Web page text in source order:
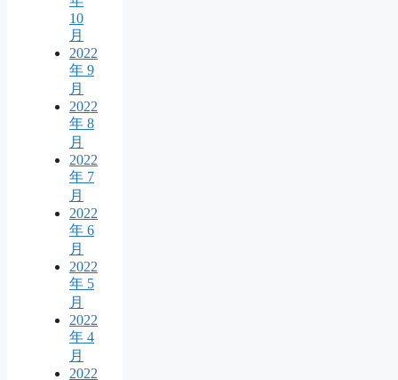
10
月
2022
年 9
月
2022
年 8
月
2022
年 7
月
2022
年 6
月
2022
年 5
月
2022
年 4
月
2022